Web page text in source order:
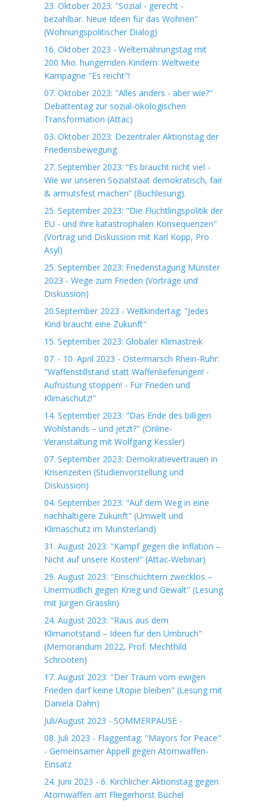
23. Oktober 2023: "Sozial - gerecht -
bezahlbar. Neue Ideen für das Wohnen"
(Wohnungspolitischer Dialog)
16. Oktober 2023 - Welternährungstag mit
200 Mio. hungernden Kindern: Weltweite
Kampagne "Es reicht"!
07. Oktober 2023: "Alles anders - aber wie?"
Debattentag zur sozial-ökologischen
Transformation (Attac)
03. Oktober 2023: Dezentraler Aktionstag der
Friedensbewegung
27. September 2023: “Es braucht nicht viel -
Wie wir unseren Sozialstaat demokratisch, fair
& armutsfest machen” (Buchlesung).
25. September 2023: "Die Flüchtlingspolitik der
EU - und ihre katastrophalen Konsequenzen"
(Vortrag und Diskussion mit Karl Kopp, Pro
Asyl)
25. September 2023: Friedenstagung Münster
2023 - Wege zum Frieden (Vorträge und
Diskussion)
20.September 2023 - Weltkindertag: "Jedes
Kind braucht eine Zukunft"
15. September 2023: Globaler Klimastreik
07. - 10. April 2023 - Ostermarsch Rhein-Ruhr:
"Waffenstillstand statt Waffenlieferungen! -
Aufrüstung stoppen! - Für Frieden und
Klimaschutz!"
14. September 2023: "Das Ende des billigen
Wohlstands – und jetzt?" (Online-
Veranstaltung mit Wolfgang Kessler)
07. September 2023: Demokratievertrauen in
Krisenzeiten (Studienvorstellung und
Diskussion)
04. September 2023: "Auf dem Weg in eine
nachhaltigere Zukunft" (Umwelt und
Klimaschutz im Münsterland)
31. August 2023: "Kampf gegen die Inflation –
Nicht auf unsere Kosten!" (Attac-Webinar)
29. August 2023: "Einschüchtern zwecklos –
Unermüdlich gegen Krieg und Gewalt" (Lesung
mit Jürgen Grässlin)
24. August 2023: "Raus aus dem
Klimanotstand – Ideen für den Umbruch"
(Memorandum 2022, Prof. Mechthild
Schrooten)
17. August 2023: "Der Traum vom ewigen
Frieden darf keine Utopie bleiben" (Lesung mit
Daniela Dahn)
Juli/August 2023 - SOMMERPAUSE -
08. Juli 2023 - Flaggentag: "Mayors for Peace"
- Gemeinsamer Appell gegen Atomwaffen-
Einsatz
24. Juni 2023 - 6. Kirchlicher Aktionstag gegen
Atomwaffen am Fliegerhorst Büchel